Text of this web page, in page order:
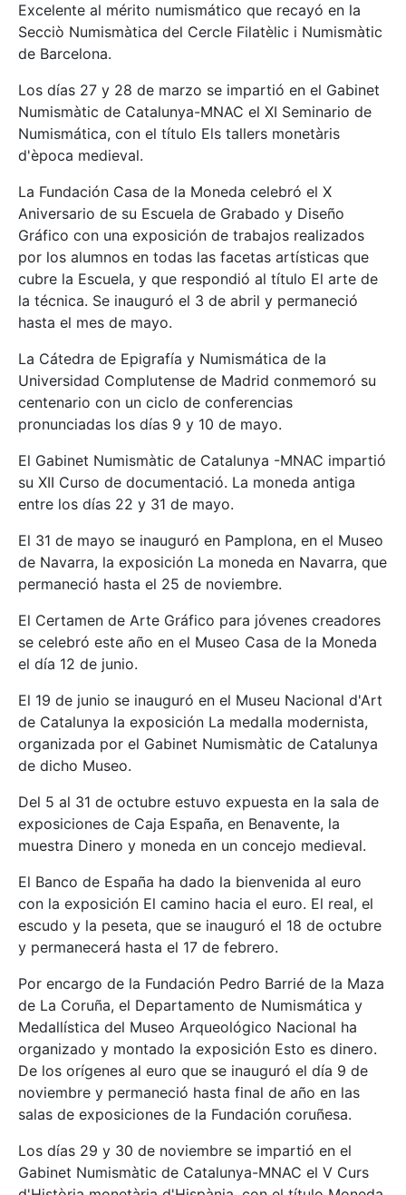
Excelente al mérito numismático que recayó en la
Secciò Numismàtica del Cercle Filatèlic i Numismàtic
de Barcelona.
Los días 27 y 28 de marzo se impartió en el Gabinet
Numismàtic de Catalunya-MNAC el XI Seminario de
Numismática, con el título Els tallers monetàris
d'època medieval.
La Fundación Casa de la Moneda celebró el X
Aniversario de su Escuela de Grabado y Diseño
Gráfico con una exposición de trabajos realizados
por los alumnos en todas las facetas artísticas que
cubre la Escuela, y que respondió al título El arte de
la técnica. Se inauguró el 3 de abril y permaneció
hasta el mes de mayo.
La Cátedra de Epigrafía y Numismática de la
Universidad Complutense de Madrid conmemoró su
centenario con un ciclo de conferencias
pronunciadas los días 9 y 10 de mayo.
El Gabinet Numismàtic de Catalunya -MNAC impartió
su XII Curso de documentació. La moneda antiga
entre los días 22 y 31 de mayo.
El 31 de mayo se inauguró en Pamplona, en el Museo
de Navarra, la exposición La moneda en Navarra, que
permaneció hasta el 25 de noviembre.
El Certamen de Arte Gráfico para jóvenes creadores
se celebró este año en el Museo Casa de la Moneda
el día 12 de junio.
El 19 de junio se inauguró en el Museu Nacional d'Art
de Catalunya la exposición La medalla modernista,
organizada por el Gabinet Numismàtic de Catalunya
de dicho Museo.
Del 5 al 31 de octubre estuvo expuesta en la sala de
exposiciones de Caja España, en Benavente, la
muestra Dinero y moneda en un concejo medieval.
El Banco de España ha dado la bienvenida al euro
con la exposición El camino hacia el euro. El real, el
escudo y la peseta, que se inauguró el 18 de octubre
y permanecerá hasta el 17 de febrero.
Por encargo de la Fundación Pedro Barrié de la Maza
de La Coruña, el Departamento de Numismática y
Medallística del Museo Arqueológico Nacional ha
organizado y montado la exposición Esto es dinero.
De los orígenes al euro que se inauguró el día 9 de
noviembre y permaneció hasta final de año en las
salas de exposiciones de la Fundación coruñesa.
Los días 29 y 30 de noviembre se impartió en el
Gabinet Numismàtic de Catalunya-MNAC el V Curs